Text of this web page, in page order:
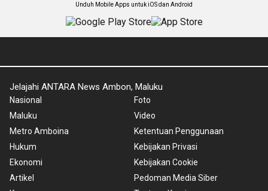
Unduh Mobile Apps untuk iOS dan Android
Jelajahi ANTARA News Ambon, Maluku
Nasional
Maluku
Metro Amboina
Hukum
Ekonomi
Artikel
Foto
Video
Ketentuan Penggunaan
Kebijakan Privasi
Kebijakan Cookie
Pedoman Media Siber